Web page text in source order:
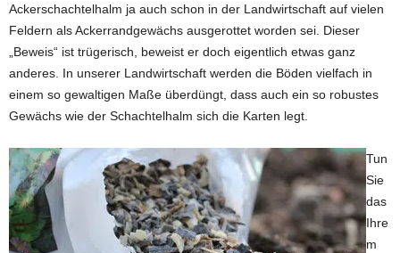
Ackerschachtelhalm ja auch schon in der Landwirtschaft auf vielen
Feldern als Ackerrandgewächs ausgerottet worden sei. Dieser
„Beweis“ ist trügerisch, beweist er doch eigentlich etwas ganz
anderes. In unserer Landwirtschaft werden die Böden vielfach in
einem so gewaltigen Maße überdüngt, dass auch ein so robustes
Gewächs wie der Schachtelhalm sich die Karten legt.
Tun
Sie
das
Ihre
m